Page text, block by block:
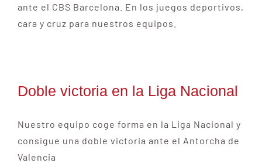
ante el CBS Barcelona. En los juegos deportivos,
cara y cruz para nuestros equipos.
Doble victoria en la Liga Nacional
Nuestro equipo coge forma en la Liga Nacional y
consigue una doble victoria ante el Antorcha de
Valencia